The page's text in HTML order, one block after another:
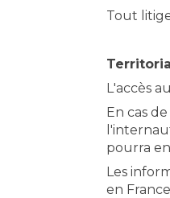
Tout
L'accès
En cas
pourra
Les
en